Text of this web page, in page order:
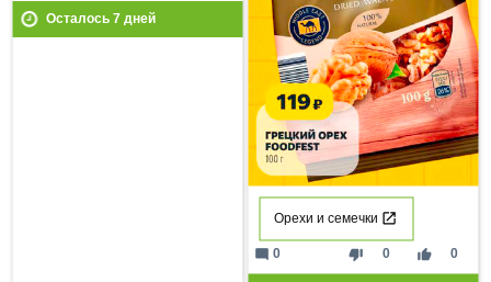
Осталось 7дней
Орехи и семечки
thumb_down 0 thumb_up 0
mode_comment 0